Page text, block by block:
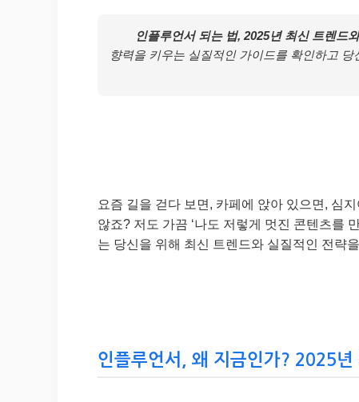
인플루언서 되는 법, 2025년 최신 트렌드
향력을 키우는 실질적인 가이드를 확인하고
요즘 길을 걷다 보면, 카페에 앉아 있으면, 심
않죠? 저도 가끔 ‘나도 저렇게 멋진 콘텐츠를
는 당신을 위해 최신 트렌드와 실질적인 전략
인플루언서, 왜 지금인가? 2025